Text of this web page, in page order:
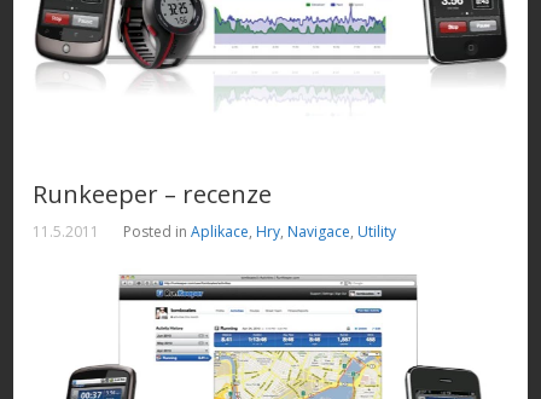
Runkeeper – recenze
11.5.2011 Posted inAplikace, Hry, Navigace, Utility